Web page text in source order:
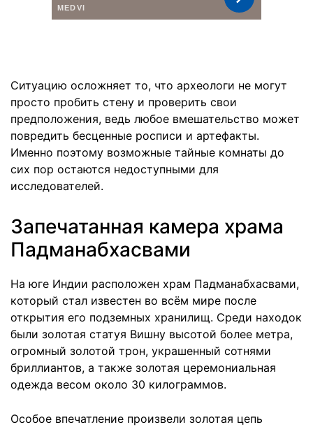
Ситуацию осложняет то, что археологи не могут
просто пробить стену и проверить свои
предположения, ведь любое вмешательство может
повредить бесценные росписи и артефакты.
Именно поэтому возможные тайные комнаты до
сих пор остаются недоступными для
исследователей.
Запечатанная камера храма
Падманабхасвами
На юге Индии расположен храм Падманабхасвами,
который стал известен во всём мире после
открытия его подземных хранилищ. Среди находок
были золотая статуя Вишну высотой более метра,
огромный золотой трон, украшенный сотнями
бриллиантов, а также золотая церемониальная
одежда весом около 30 килограммов.
Особое впечатление произвели золотая цепь